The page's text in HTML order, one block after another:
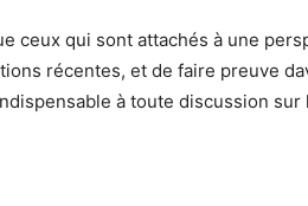
ceux qui sont attachés à une
récentes, et de faire preuve
à toute discussion sur